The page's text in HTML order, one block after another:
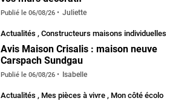
Publié le 06/08/26 Juliette
Actualités , Constructeurs maisons individuelles
Avis Maison Crisalis : maison neuve
Carspach Sundgau
Publié le 06/08/26 Isabelle
Actualités , Mes pièces à vivre , Mon côté écolo